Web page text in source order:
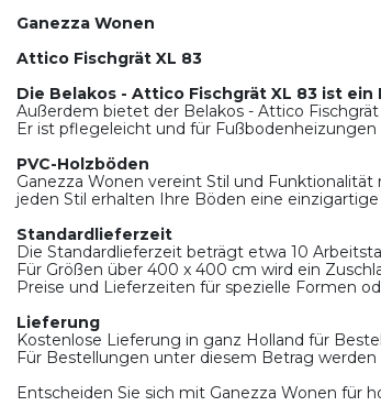
Ganezza Wonen
Attico Fischgrät XL 83
Die Belakos - Attico Fischgrät XL 83 ist ein
Außerdem bietet der Belakos - Attico
Er ist pflegeleicht und für
PVC-Holzböden
Ganezza Wonen vereint Stil und
jeden Stil erhalten Ihre Böden eine einzigartige
Standardlieferzeit
Die Standardlieferzeit beträgt etwa 10
Für Größen über 400 x 400 cm wird ein
Preise und Lieferzeiten für spezielle Formen
Lieferung
Kostenlose Lieferung in ganz Holland für
Für Bestellungen unter diesem Betrag
Entscheiden Sie sich mit Ganezza Wonen für